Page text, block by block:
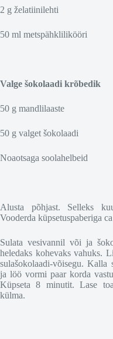
2 g želatiinilehti
50 ml metspähklilikööri
Valge šokolaadi krõbedik
50 g mandlilaaste
50 g valget šokolaadi
Noaotsaga soolahelbeid
Alusta põhjast. Selleks
Vooderda küpsetuspaberiga
Sulata vesivannil või ja
heledaks kohevaks vahuks.
sulašokolaadi-võisegu. Kalla
ja löö vormi paar korda
Küpseta 8 minutit. Lase
külma.